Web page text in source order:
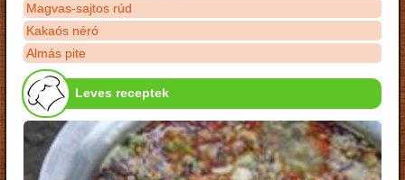
Magvas-sajtos rúd
Kakaós néró
Almás pite
Leves receptek